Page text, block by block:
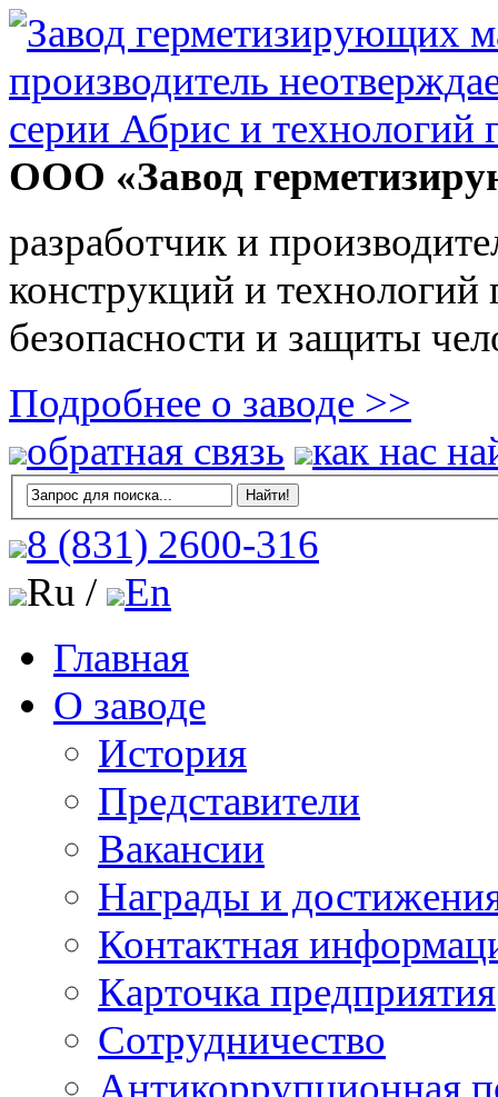
ООО «Завод
разработчик и
конструкций и
безопасности и защиты
Подробнее о заводе >>
обратная связь
как нас
8 (831) 2600-316
Ru /
En
Главная
О заводе
История
Представители
Вакансии
Награды и
Контактная
Карточка предприятия
Сотрудничество
Антикоррупционная